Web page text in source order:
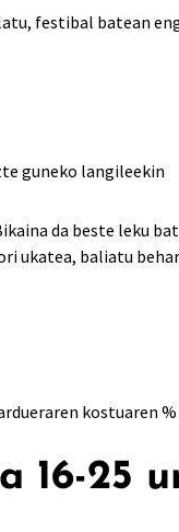
festibal batean
guneko langileekin
da beste leku
ukatea, baliatu
kostuaren %
16-25